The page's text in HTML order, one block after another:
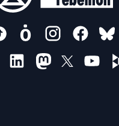
FOLLOW US ON